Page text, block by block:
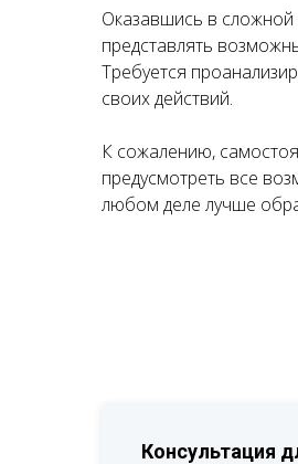
Оказавшись в
представлять
Требуется
своих действий.
К сожалению,
предусмотреть все
любом деле лучше
Консультация